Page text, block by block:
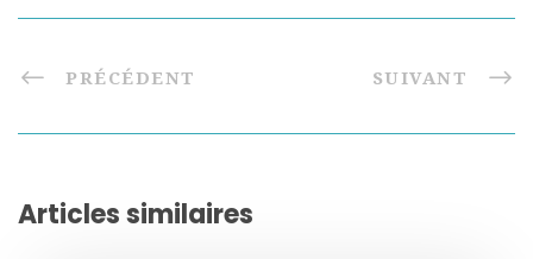
PRÉCÉDENT SUIVANT
Articles similaires